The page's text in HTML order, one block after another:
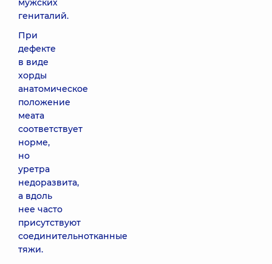
мужских
гениталий.
При
дефекте
в виде
хорды
анатомическое
положение
меата
соответствует
норме,
но
уретра
недоразвита,
а вдоль
нее часто
присутствуют
соединительнотканные
тяжи.